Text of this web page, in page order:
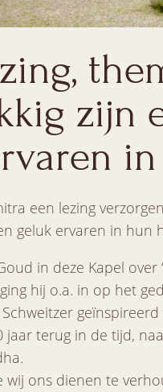
zijn
een lezing
geluk ervaren in hun
in deze Kapel over
hij o.a. in op het
jaar terug in de tijd,
ons dienen te